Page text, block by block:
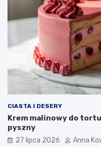
CIASTA I DESERY
Krem malinowy do
pyszny
27 lipca 2026 Anna